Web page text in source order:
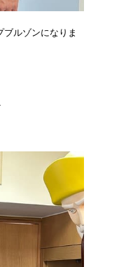
ルゾンになりま